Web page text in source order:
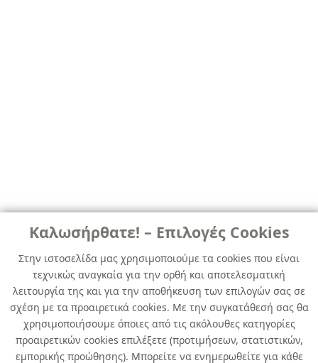
Καλωσήρθατε! – Επιλογές Cookies
Στην ιστοσελίδα μας χρησιμοποιούμε τα cookies που είναι
τεχνικώς αναγκαία για την ορθή και αποτελεσματική
λειτουργία της και για την αποθήκευση των επιλογών σας σε
σχέση με τα προαιρετικά cookies. Με την συγκατάθεσή σας θα
χρησιμοποιήσουμε όποιες από τις ακόλουθες κατηγορίες
προαιρετικών cookies επιλέξετε (προτιμήσεων, στατιστικών,
εμπορικής προώθησης). Μπορείτε να ενημερωθείτε για κάθε